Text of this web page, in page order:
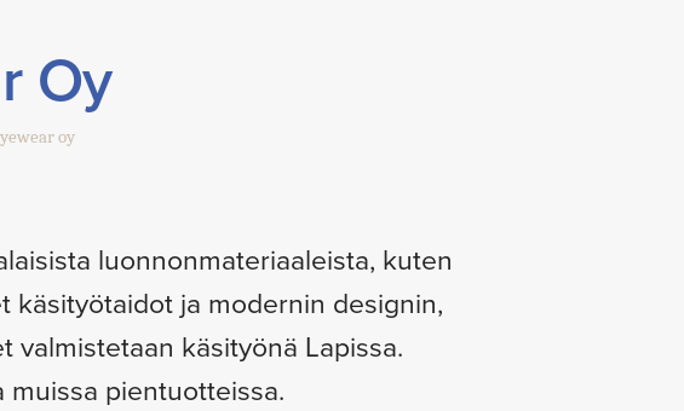
Oy
oy
luonnonmateriaaleista, kuten
käsityötaidot ja modernin designin,
käsityönä Lapissa.
pientuotteissa.